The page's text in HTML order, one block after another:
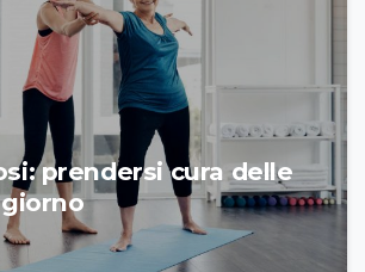
prendersi cura delle